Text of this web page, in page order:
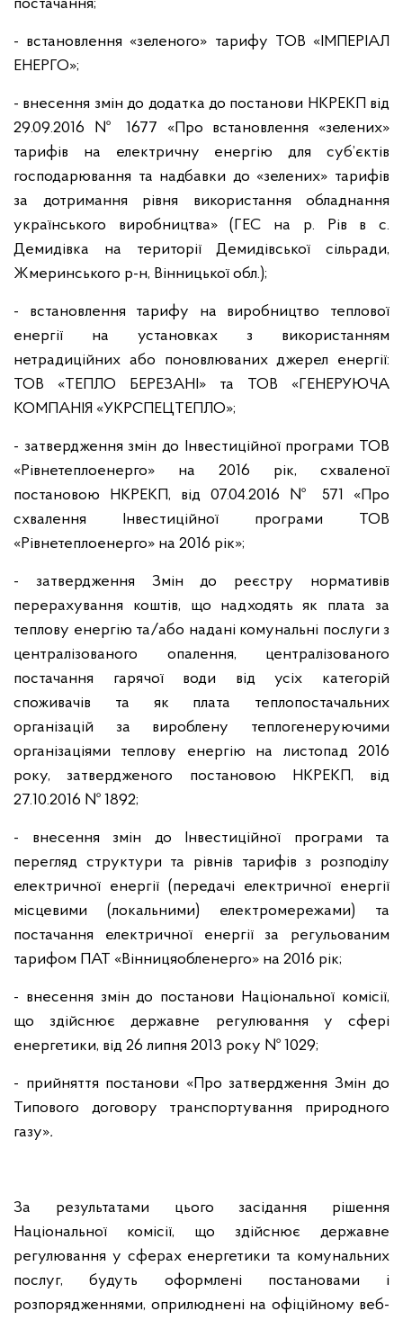
постачання;
- встановлення «зеленого» тарифу ТОВ «ІМПЕРІАЛ
ЕНЕРГО»;
- внесення змін до додатка до постанови НКРЕКП від
29.09.2016 № 1677 «Про встановлення «зелених»
тарифів на електричну енергію для суб’єктів
господарювання та надбавки до «зелених» тарифів
за дотримання рівня використання обладнання
українського виробництва» (ГЕС на р. Рів в с.
Демидівка на території Демидівської сільради,
Жмеринського р-н, Вінницької обл.);
- встановлення тарифу на виробництво теплової
енергії на установках з використанням
нетрадиційних або поновлюваних джерел енергії:
ТОВ «ТЕПЛО БЕРЕЗАНІ» та ТОВ «ГЕНЕРУЮЧА
КОМПАНІЯ «УКРСПЕЦТЕПЛО»;
- затвердження змін до Інвестиційної програми ТОВ
«Рівнетеплоенерго» на 2016 рік, схваленої
постановою НКРЕКП, від 07.04.2016 № 571 «Про
схвалення Інвестиційної програми ТОВ
«Рівнетеплоенерго» на 2016 рік»;
- затвердження Змін до реєстру нормативів
перерахування коштів, що надходять як плата за
теплову енергію та/або надані комунальні послуги з
централізованого опалення, централізованого
постачання гарячої води від усіх категорій
споживачів та як плата теплопостачальних
організацій за вироблену теплогенеруючими
організаціями теплову енергію на листопад 2016
року, затвердженого постановою НКРЕКП, від
27.10.2016 № 1892;
- внесення змін до Інвестиційної програми та
перегляд структури та рівнів тарифів з розподілу
електричної енергії (передачі електричної енергії
місцевими (локальними) електромережами) та
постачання електричної енергії за регульованим
тарифом ПАТ «Вінницяобленерго» на 2016 рік;
- внесення змін до постанови Національної комісії,
що здійснює державне регулювання у сфері
енергетики, від 26 липня 2013 року № 1029;
- прийняття постанови «Про затвердження Змін до
Типового договору транспортування природного
газу».
За результатами цього засідання рішення
Національної комісії, що здійснює державне
регулювання у сферах енергетики та комунальних
послуг, будуть оформлені постановами і
розпорядженнями, оприлюднені на офіційному веб-